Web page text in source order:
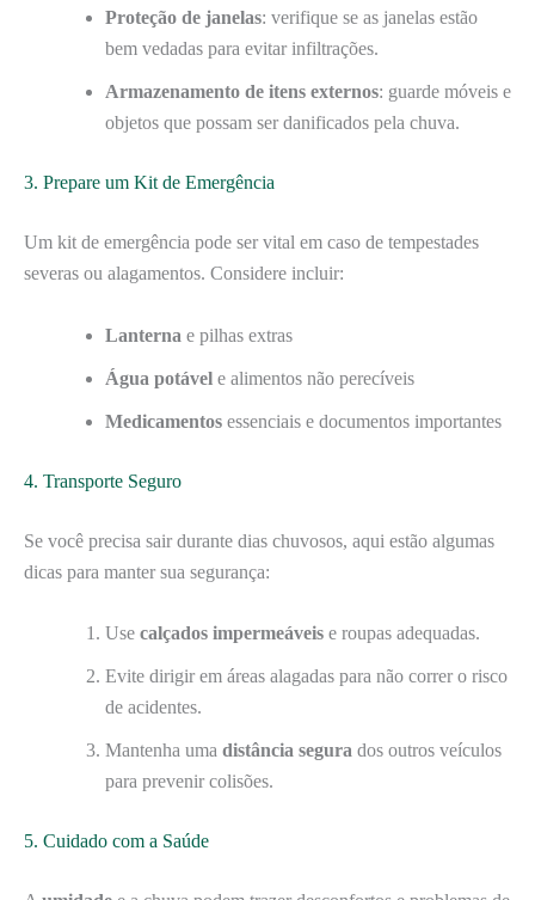
Proteção de janelas: verifique se as janelas estão
bem vedadas para evitar infiltrações.
Armazenamento de itens externos: guarde móveis e
objetos que possam ser danificados pela chuva.
3. Prepare um Kit de Emergência
Um kit de emergência pode ser vital em caso de tempestades
severas ou alagamentos. Considere incluir:
Lanterna e pilhas extras
Água potável e alimentos não perecíveis
Medicamentos essenciais e documentos importantes
4. Transporte Seguro
Se você precisa sair durante dias chuvosos, aqui estão algumas
dicas para manter sua segurança:
Use calçados impermeáveis e roupas adequadas.
Evite dirigir em áreas alagadas para não correr o risco
de acidentes.
Mantenha uma distância segura dos outros veículos
para prevenir colisões.
5. Cuidado com a Saúde